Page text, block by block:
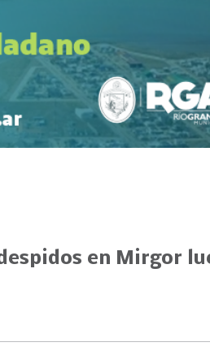
en Mirgor